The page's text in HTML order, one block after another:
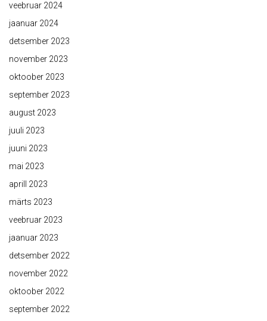
veebruar 2024
jaanuar 2024
detsember 2023
november 2023
oktoober 2023
september 2023
august 2023
juuli 2023
juuni 2023
mai 2023
aprill 2023
märts 2023
veebruar 2023
jaanuar 2023
detsember 2022
november 2022
oktoober 2022
september 2022